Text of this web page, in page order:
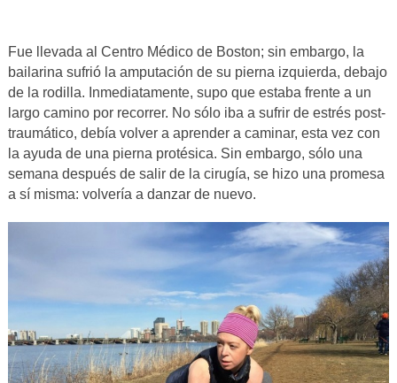
Fue llevada al Centro Médico de Boston; sin embargo, la
bailarina sufrió la amputación de su pierna izquierda, debajo
de la rodilla. Inmediatamente, supo que estaba frente a un
largo camino por recorrer. No sólo iba a sufrir de estrés post-
traumático, debía volver a aprender a caminar, esta vez con
la ayuda de una pierna protésica. Sin embargo, sólo una
semana después de salir de la cirugía, se hizo una promesa
a sí misma: volvería a danzar de nuevo.